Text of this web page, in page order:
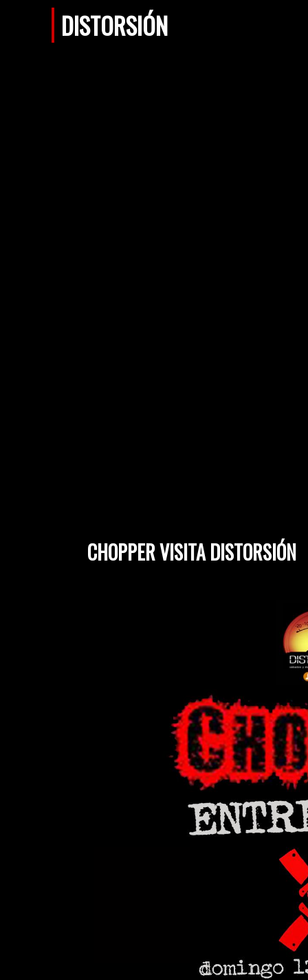
DISTORSIÓN
CHOPPER VISITA DISTORSIÓN